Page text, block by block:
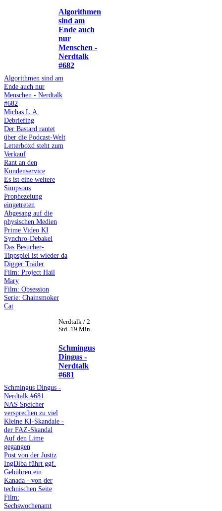
Algorithmen
sind am
Ende auch
nur
Menschen -
Nerdtalk
#682
Algorithmen sind am
Ende auch nur
Menschen - Nerdtalk
#682
Michas L.A.
Debriefing
Der Bastard rantet
über die Podcast-Welt
Letterboxd steht zum
Verkauf
Rant an den
Kundenservice
Es ist eine weitere
Simpsons
Prophezeiung
eingetreten
Abgesang auf die
physischen Medien
Prime Video KI
Synchro-Debakel
Das Besucher-
Tippspiel ist wieder da
Digger Trailer
Film: Project Hail
Mary
Film: Obsession
Serie: Chainsmoker
Cat
Nerdtalk / 2
Std. 19 Min.
Schmingus
Dingus -
Nerdtalk
#681
Schmingus Dingus -
Nerdtalk #681
NAS Speicher
versprechen zu viel
Kleine KI-Skandale -
der FAZ-Skandal
Auf den Lime
gegangen
Post von der Justiz
IngDiba führt ggf.
Gebühren ein
Kanada - von der
technischen Seite
Film:
Sechswochenamt